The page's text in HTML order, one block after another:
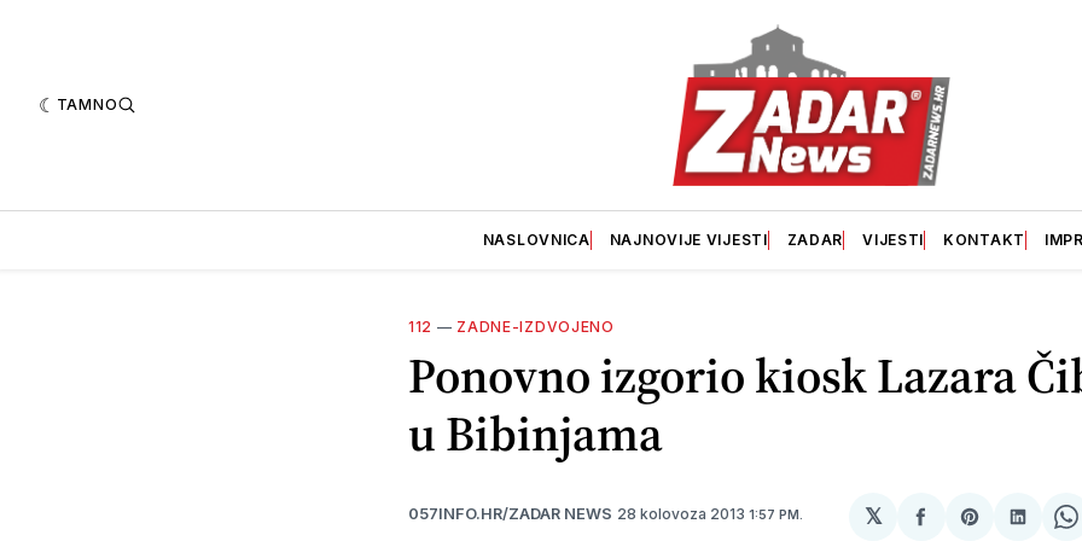
TAMNO
NASLOVNICA NAJNOVIJE VIJESTI ZADAR VIJESTI KONTAKT
112 — ZADNE-IZDVOJENO
Ponovno izgorio kiosk Lazara
u Bibinjama
057INFO.HR/ZADAR NEWS 28 kolovoza 2013 1:57 PM. 𝕏
podijeliSharepodijeli